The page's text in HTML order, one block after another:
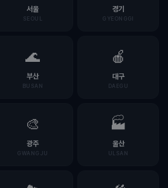
서울
SEOUL
경기
GYEONGGI
🌊
부산
BUSAN
🍎
대구
DAEGU
🎨
광주
GWANGJU
🏭
울산
ULSAN